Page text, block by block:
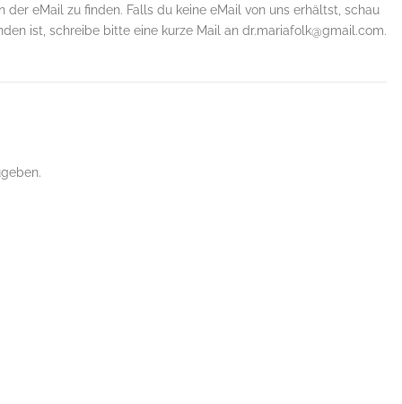
eMail zu finden. Falls du keine eMail von uns erhältst, schau
ist, schreibe bitte eine kurze Mail an dr.mariafolk@gmail.com.